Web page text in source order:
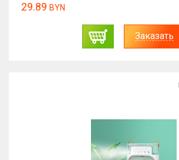
29.89 BYN
Заказать